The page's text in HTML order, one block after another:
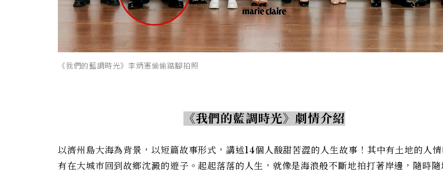
《我們的藍調時光》李炳憲偷偷踮腳拍照
《我們的藍調時光》劇情介紹
以濟州島大海為背景，以短篇故事形式，講述14個人酸甜苦澀的人生故事！其中有土地的人
有在大城市回到故鄉沈澱的遊子。起起落落的人生，就像是海浪般不斷地拍打著岸邊，隨時